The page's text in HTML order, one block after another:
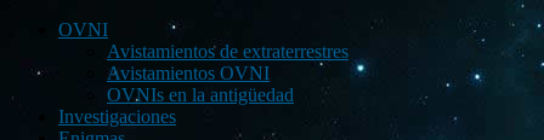
OVNI
Avistamientos de extraterrestres
Avistamientos OVNI
OVNIs en la antigüedad
Investigaciones